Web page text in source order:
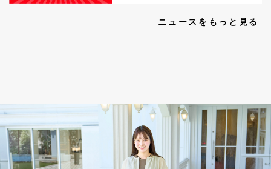
ニュースをもっと見る